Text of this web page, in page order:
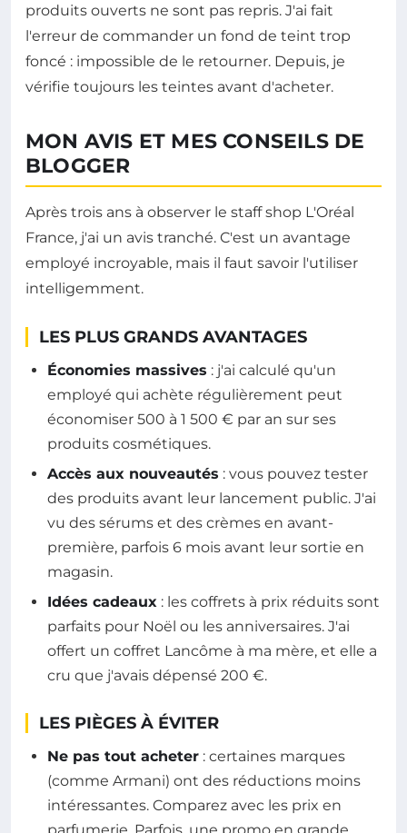
produits ouverts ne sont pas repris. J'ai fait
l'erreur de commander un fond de teint trop
foncé : impossible de le retourner. Depuis, je
vérifie toujours les teintes avant d'acheter.
MON AVIS ET MES CONSEILS DE
BLOGGER
Après trois ans à observer le staff shop L'Oréal
France, j'ai un avis tranché. C'est un avantage
employé incroyable, mais il faut savoir l'utiliser
intelligemment.
LES PLUS GRANDS AVANTAGES
Économies massives : j'ai calculé qu'un
employé qui achète régulièrement peut
économiser 500 à 1 500 € par an sur ses
produits cosmétiques.
Accès aux nouveautés : vous pouvez tester
des produits avant leur lancement public. J'ai
vu des sérums et des crèmes en avant-
première, parfois 6 mois avant leur sortie en
magasin.
Idées cadeaux : les coffrets à prix réduits sont
parfaits pour Noël ou les anniversaires. J'ai
offert un coffret Lancôme à ma mère, et elle a
cru que j'avais dépensé 200 €.
LES PIÈGES À ÉVITER
Ne pas tout acheter : certaines marques
(comme Armani) ont des réductions moins
intéressantes. Comparez avec les prix en